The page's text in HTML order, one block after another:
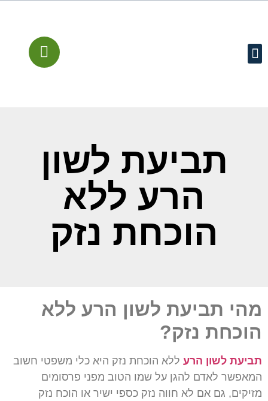
תביעת לשון
הרע ללא
הוכחת נזק
מהי תביעת לשון הרע ללא
הוכחת נזק?
תביעת לשון הרע ללא הוכחת נזק היא כלי משפטי חשוב
המאפשר לאדם להגן על שמו הטוב מפני פרסומים
מזיקים, גם אם לא חווה נזק כספי ישיר או הוכח נזק